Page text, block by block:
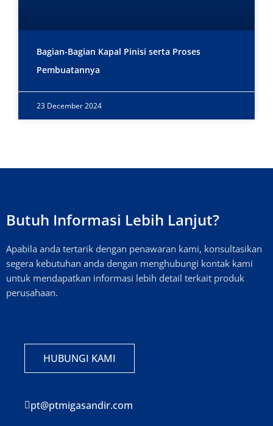
Bagian-Bagian Kapal Pinisi serta Proses
Pembuatannya
23 December 2024
Butuh Informasi Lebih Lanjut?
Apabila anda tertarik dengan penawaran kami, konsultasikan
segera kebutuhan anda dengan menghubungi kontak kami
untuk mendapatkan informasi lebih detail terkait produk
perusahaan.
HUBUNGI KAMI
pt@ptmigasandir.com